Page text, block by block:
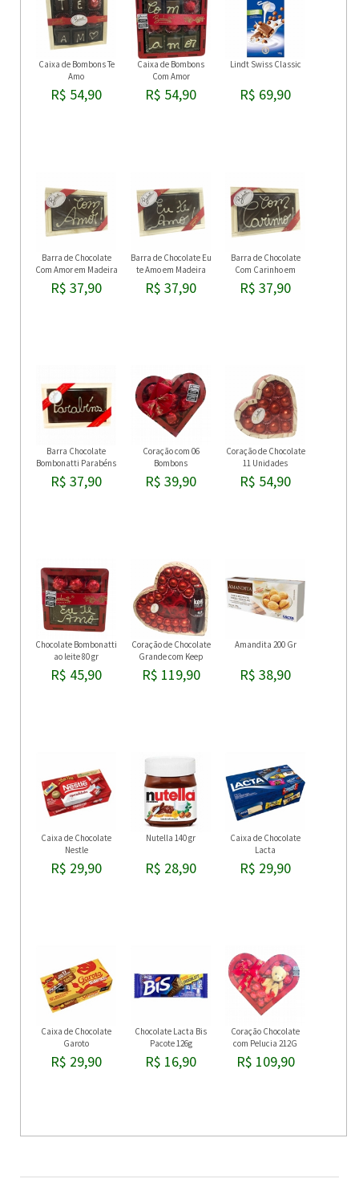
Caixa de Bombons Te
Amo
R$ 54,90
Caixa de Bombons
Com Amor
R$ 54,90
Lindt Swiss Classic
R$ 69,90
Barra de Chocolate
Com Amor em Madeira
R$ 37,90
Barra de Chocolate Eu
te Amo em Madeira
R$ 37,90
Barra de Chocolate
Com Carinho em
Madeira
R$ 37,90
Barra Chocolate
Bombonatti Parabéns
R$ 37,90
Coração com 06
Bombons
R$ 39,90
Coração de Chocolate
11 Unidades
R$ 54,90
Chocolate Bombonatti
ao leite 80 gr
R$ 45,90
Coração de Chocolate
Grande com Keep
Cooler
R$ 119,90
Amandita 200 Gr
R$ 38,90
Caixa de Chocolate
Nestle
R$ 29,90
Nutella 140 gr
R$ 28,90
Caixa de Chocolate
Lacta
R$ 29,90
Caixa de Chocolate
Garoto
R$ 29,90
Chocolate Lacta Bis
Pacote 126g
R$ 16,90
Coração Chocolate
com Pelucia 212G
R$ 109,90